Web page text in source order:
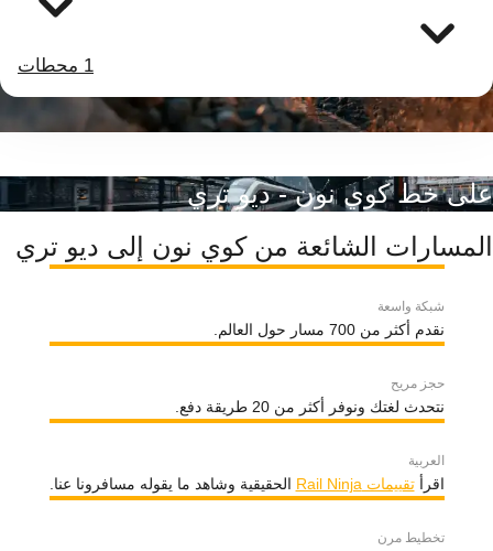
1 محطات
على خط كوي نون - ديو تري
المسارات الشائعة من كوي نون إلى ديو تري
شبكة واسعة
نقدم أكثر من 700 مسار حول العالم.
حجز مريح
نتحدث لغتك ونوفر أكثر من 20 طريقة دفع.
العربية
اقرأتقييمات Rail Ninja الحقيقية وشاهد ما يقوله مسافرونا عنا.
تخطيط مرن